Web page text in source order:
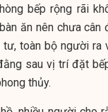
bếp rộng rãi
ăn nên chưa cân
toàn bộ người ra
sau vị trí đặt
thủy.